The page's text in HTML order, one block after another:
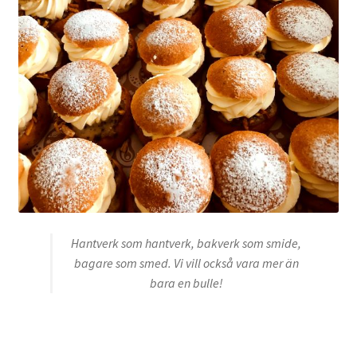
Hantverk som hantverk, bakverk som smide,
bagare som smed. Vi vill också vara mer än
bara en bulle!